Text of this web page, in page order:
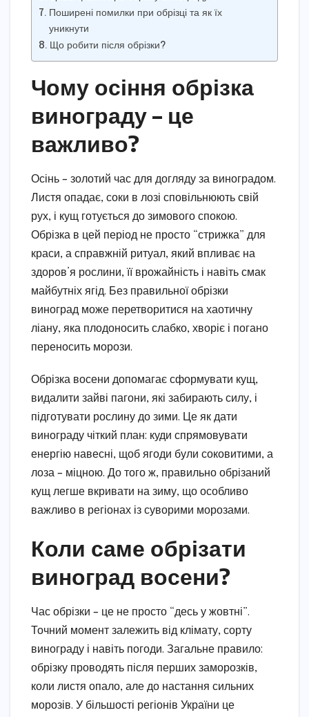
Поширені помилки при обрізці та як їх
уникнути
Що робити після обрізки?
Чому осіння обрізка
винограду – це
важливо?
Осінь – золотий час для догляду за виноградом.
Листя опадає, соки в лозі сповільнюють свій
рух, і кущ готується до зимового спокою.
Обрізка в цей період не просто “стрижка” для
краси, а справжній ритуал, який впливає на
здоров’я рослини, її врожайність і навіть смак
майбутніх ягід. Без правильної обрізки
виноград може перетворитися на хаотичну
ліану, яка плодоносить слабко, хворіє і погано
переносить морози.
Обрізка восени допомагає сформувати кущ,
видалити зайві пагони, які забирають силу, і
підготувати рослину до зими. Це як дати
винограду чіткий план: куди спрямовувати
енергію навесні, щоб ягоди були соковитими, а
лоза – міцною. До того ж, правильно обрізаний
кущ легше вкривати на зиму, що особливо
важливо в регіонах із суворими морозами.
Коли саме обрізати
виноград восени?
Час обрізки – це не просто “десь у жовтні”.
Точний момент залежить від клімату, сорту
винограду і навіть погоди. Загальне правило:
обрізку проводять після перших заморозків,
коли листя опало, але до настання сильних
морозів. У більшості регіонів України це